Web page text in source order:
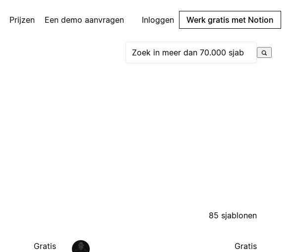
Prijzen Een demo aanvragen Inloggen Werk gratis met Notion
85 sjablonen
Gratis Gratis